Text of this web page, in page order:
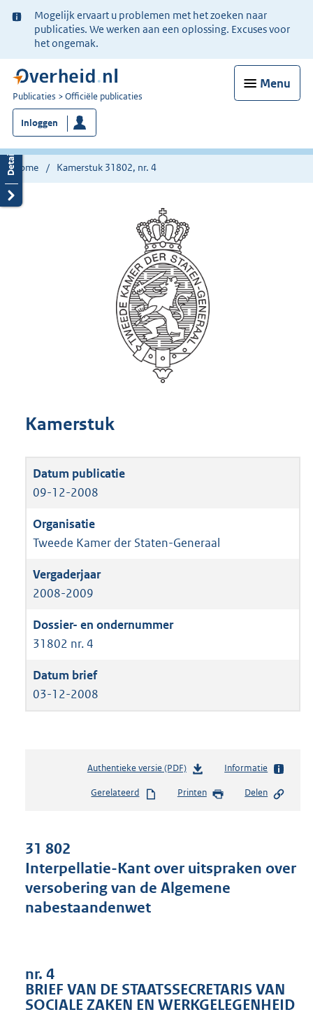
Ter
informatie:
Mogelijk ervaart u problemen met het zoeken naar
publicaties. We werken aan een oplossing. Excuses voor
het ongemak.
Menu
U
bent
nu
hier:
Publicaties Officiële publicaties
Inloggen
Home Kamerstuk 31802, nr. 4
Kamerstuk
09-12-2008
Tweede Kamer der Staten-Generaal
2008-2009
31802 nr. 4
03-12-2008
Authentieke versie (PDF)b
s
s
g
:
1
Informatie
Gerelateerd Printen Delen
31 802
Interpellatie-Kant over uitspraken over
versobering van de Algemene
nabestaandenwet
nr. 4
BRIEF VAN DE STAATSSECRETARIS VAN
SOCIALE ZAKEN EN WERKGELEGENHEID